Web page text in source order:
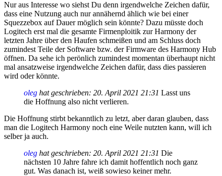
Nur aus Interesse wo siehst Du denn irgendwelche Zeichen dafür,
dass eine Nutzung auch nur annähernd ählich wie bei einer
Squezzebox auf Dauer möglich sein könnte? Dazu müsste doch
Logitech erst mal die gesamte Firmenploitik zur Harmony der
letzten Jahre über den Haufen schmeißen und am Schluss doch
zumindest Teile der Software bzw. der Firmware des Harmony Hub
öffnen. Da sehe ich perönlich zumindest momentan überhaupt nicht
mal ansatzweise irgendwelche Zeichen dafür, dass dies passieren
wird oder könnte.
oleg hat geschrieben: 20. April 2021 21:31 Lasst uns
die Hoffnung also nicht verlieren.
Die Hoffnung stirbt bekanntlich zu letzt, aber daran glauben, dass
man die Logitech Harmony noch eine Weile nutzten kann, will ich
selber ja auch.
oleg hat geschrieben: 20. April 2021 21:31 Die
nächsten 10 Jahre fahre ich damit hoffentlich noch ganz
gut. Was danach ist, weiß sowieso keiner mehr.